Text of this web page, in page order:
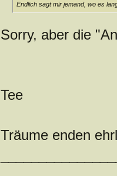
Endlich sagt mir jemand, wo es
Sorry, aber die
Tee
Träume enden